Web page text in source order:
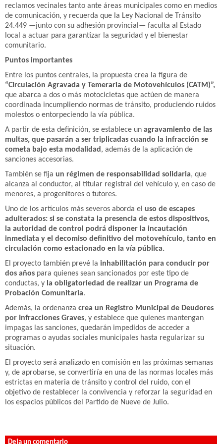
reclamos vecinales tanto ante áreas municipales como en medios
de comunicación, y recuerda que la Ley Nacional de Tránsito
24.449 —junto con su adhesión provincial— faculta al Estado
local a actuar para garantizar la seguridad y el bienestar
comunitario.
Puntos importantes
Entre los puntos centrales, la propuesta crea la figura de
“Circulación Agravada y Temeraria de Motovehículos (CATM)”,
que abarca a dos o más motocicletas que actúen de manera
coordinada incumpliendo normas de tránsito, produciendo ruidos
molestos o entorpeciendo la vía pública.
A partir de esta definición, se establece un agravamiento de las
multas, que pasarán a ser triplicadas cuando la infracción se
cometa bajo esta modalidad , además de la aplicación de
sanciones accesorias.
También se fija un régimen de responsabilidad solidaria, que
alcanza al conductor, al titular registral del vehículo y, en caso de
menores, a progenitores o tutores.
Uno de los artículos más severos aborda el uso de escapes
adulterados: si se constata la presencia de estos dispositivos,
la autoridad de control podrá disponer la incautación
inmediata y el decomiso definitivo del motovehículo, tanto en
circulación como estacionado en la vía pública.
El proyecto también prevé la inhabilitación para conducir por
dos años para quienes sean sancionados por este tipo de
conductas, y la obligatoriedad de realizar un Programa de
Probación Comunitaria.
Además, la ordenanza crea un Registro Municipal de Deudores
por Infracciones Graves, y establece que quienes mantengan
impagas las sanciones, quedarán impedidos de acceder a
programas o ayudas sociales municipales hasta regularizar su
situación.
El proyecto será analizado en comisión en las próximas semanas
y, de aprobarse, se convertiría en una de las normas locales más
estrictas en materia de tránsito y control del ruido, con el
objetivo de restablecer la convivencia y reforzar la seguridad en
los espacios públicos del Partido de Nueve de Julio.
Deja un comentario